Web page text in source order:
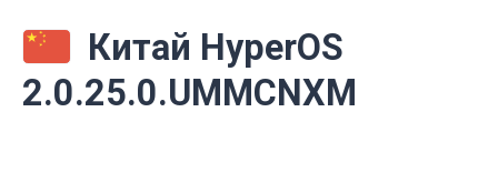
Китай HyperOS
2.0.25.0.UMMCNXM